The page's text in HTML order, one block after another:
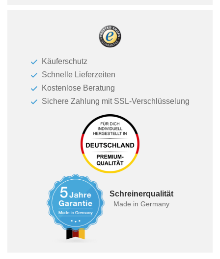
Käuferschutz
Schnelle Lieferzeiten
Kostenlose Beratung
Sichere Zahlung mit SSL-Verschlüsselung
Schreinerqualität
Made in Germany